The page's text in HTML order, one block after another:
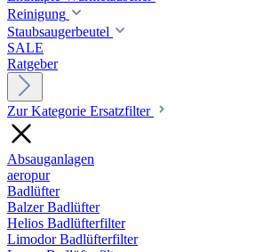
Reinigung
Staubsaugerbeutel
SALE
Ratgeber
Zur Kategorie Ersatzfilter
Absauganlagen
aeropur
Badlüfter
Balzer Badlüfter
Helios Badlüfterfilter
Limodor Badlüfterfilter